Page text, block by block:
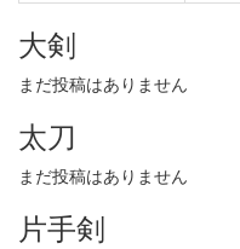
大剣
まだ投稿はありません
太刀
まだ投稿はありません
片手剣